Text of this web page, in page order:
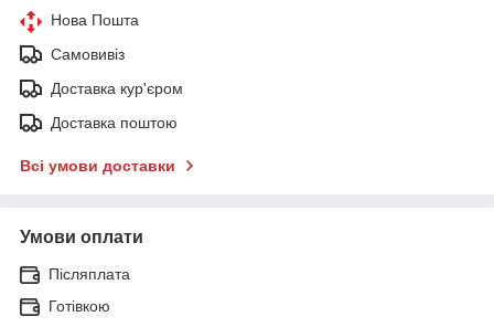
Нова Пошта
Самовивіз
Доставка кур'єром
Доставка поштою
Всі умови доставки
Умови оплати
Післяплата
Готівкою